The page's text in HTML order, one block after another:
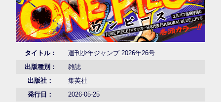
タイトル：
週刊少年ジャンプ 2026年26号
出版種別：
雑誌
出版社：
集英社
発行日：
2026-05-25